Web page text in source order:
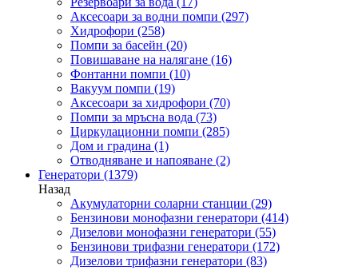
Аксесоари за водни помпи (297)
Хидрофори (258)
Помпи за басейн (20)
Повишаване на налягане (16)
Фонтанни помпи (10)
Вакуум помпи (19)
Аксесоари за хидрофори (70)
Помпи за мръсна вода (73)
Циркулационни помпи (285)
Дом и градина (1)
Отводняване и напояване (2)
Генератори (1379)
Назад
Акумулаторни соларни станции (29)
Бензинови монофазни генератори (414)
Дизелови монофазни генератори (55)
Бензинови трифазни генератори (172)
Дизелови трифазни генератори (83)